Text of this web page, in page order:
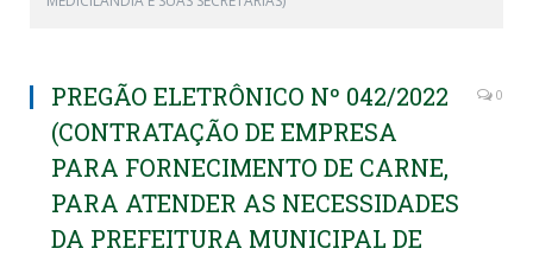
PREGÃO ELETRÔNICO Nº 042/2022
(CONTRATAÇÃO DE EMPRESA
PARA FORNECIMENTO DE CARNE,
PARA ATENDER AS NECESSIDADES
DA PREFEITURA MUNICIPAL DE
0